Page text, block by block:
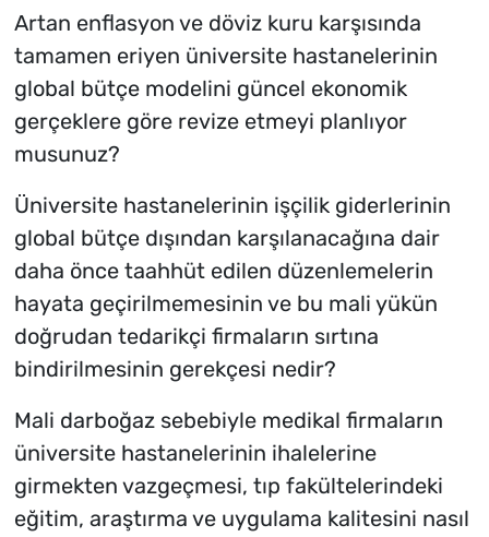
Artan enflasyon ve döviz kuru karşısında
tamamen eriyen üniversite hastanelerinin
global bütçe modelini güncel ekonomik
gerçeklere göre revize etmeyi planlıyor
musunuz?
Üniversite hastanelerinin işçilik giderlerinin
global bütçe dışından karşılanacağına dair
daha önce taahhüt edilen düzenlemelerin
hayata geçirilmemesinin ve bu mali yükün
doğrudan tedarikçi firmaların sırtına
bindirilmesinin gerekçesi nedir?
Mali darboğaz sebebiyle medikal firmaların
üniversite hastanelerinin ihalelerine
girmekten vazgeçmesi, tıp fakültelerindeki
eğitim, araştırma ve uygulama kalitesini nasıl